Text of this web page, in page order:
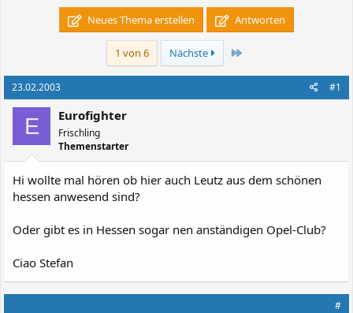
Neues Thema erstellen Antworten
1 von 6 Nächste Letzte
23.02.2003 #1
E Eurofighter
Frischling
Themenstarter
Hi wollte mal hören ob hier auch Leutz aus dem schönen
hessen anwesend sind?
Oder gibt es in Hessen sogar nen anständigen Opel-Club?
Ciao Stefan
#